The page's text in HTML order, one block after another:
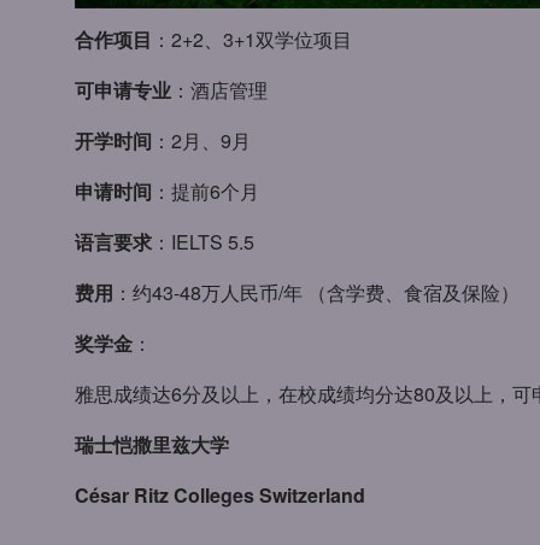
合作项目 ：2+2、3+1双学位项目
可申请专业 ：酒店管理
开学时间 ：2月、9月
申请时间 ：提前6个月
语言要求 ：IELTS 5.5
费用 ：约43-48万人民币/年 （含学费、食宿及保险）
奖学金 ：
雅思成绩达6分及以上，在校成绩均分达80及以上，
瑞士恺撒里兹大学
César Ritz Colleges Switzerland